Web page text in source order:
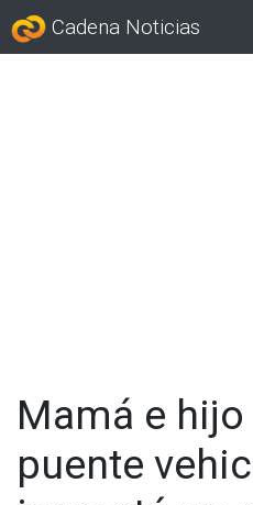
Cadena Noticias
Mamá e
puente